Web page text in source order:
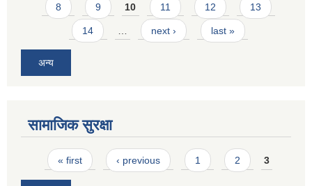
8 9 10 11 12 13
14 next › last »
अन्य
सामाजिक सुरक्षा
Pages
« first ‹ previous 1 2 3